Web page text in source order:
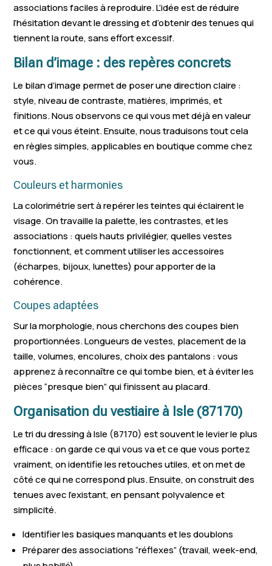
associations faciles à reproduire. L’idée est de réduire
l’hésitation devant le dressing et d’obtenir des tenues qui
tiennent la route, sans effort excessif.
Bilan d’image : des repères concrets
Le bilan d’image permet de poser une direction claire :
style, niveau de contraste, matières, imprimés, et
finitions. Nous observons ce qui vous met déjà en valeur
et ce qui vous éteint. Ensuite, nous traduisons tout cela
en règles simples, applicables en boutique comme chez
vous.
Couleurs et harmonies
La colorimétrie sert à repérer les teintes qui éclairent le
visage. On travaille la palette, les contrastes, et les
associations : quels hauts privilégier, quelles vestes
fonctionnent, et comment utiliser les accessoires
(écharpes, bijoux, lunettes) pour apporter de la
cohérence.
Coupes adaptées
Sur la morphologie, nous cherchons des coupes bien
proportionnées. Longueurs de vestes, placement de la
taille, volumes, encolures, choix des pantalons : vous
apprenez à reconnaître ce qui tombe bien, et à éviter les
pièces “presque bien” qui finissent au placard.
Organisation du vestiaire à Isle (87170)
Le tri du dressing à Isle (87170) est souvent le levier le plus
efficace : on garde ce qui vous va et ce que vous portez
vraiment, on identifie les retouches utiles, et on met de
côté ce qui ne correspond plus. Ensuite, on construit des
tenues avec l’existant, en pensant polyvalence et
simplicité.
Identifier les basiques manquants et les doublons
Préparer des associations “réflexes” (travail, week-end,